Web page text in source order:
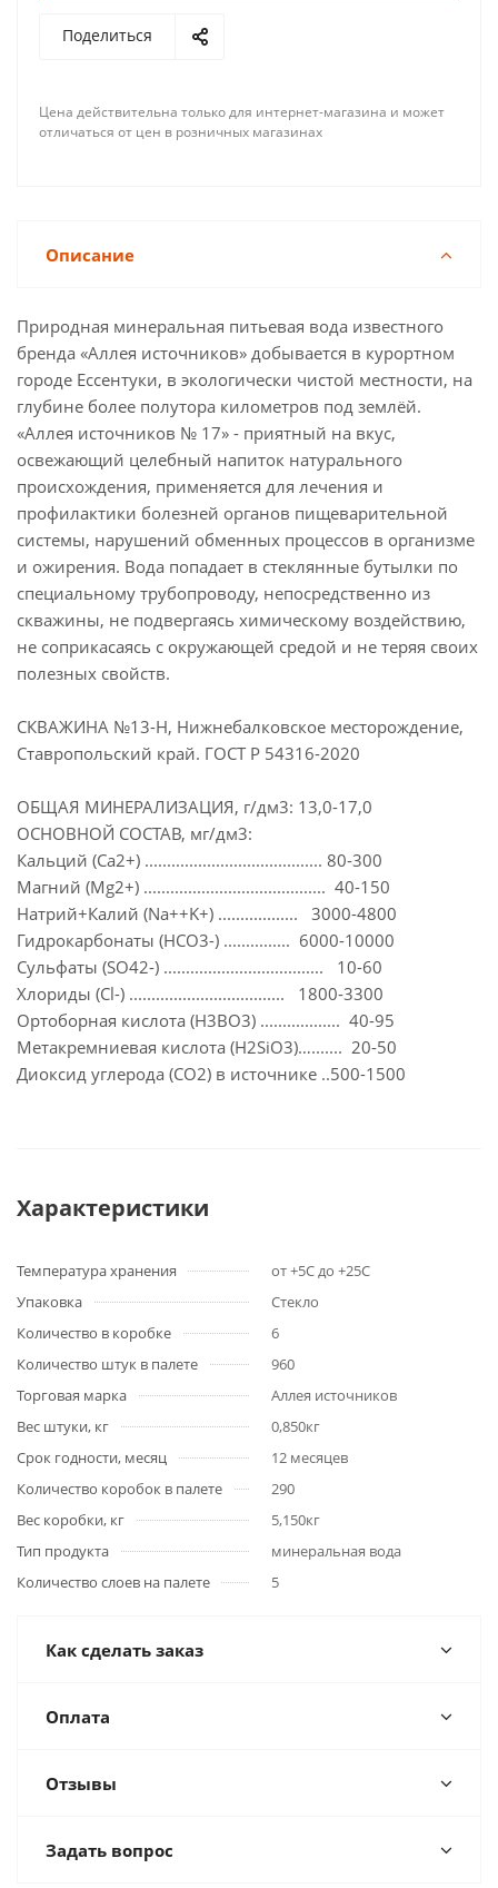
Поделиться
Цена действительна только для интернет-магазина и может
отличаться от цен в розничных магазинах
Описание
Природная минеральная питьевая вода известного
бренда «Аллея источников» добывается в курортном
городе Ессентуки, в экологически чистой местности, на
глубине более полутора километров под землёй.
«Аллея источников № 17» - приятный на вкус,
освежающий целебный напиток натурального
происхождения, применяется для лечения и
профилактики болезней органов пищеварительной
системы, нарушений обменных процессов в организме
и ожирения. Вода попадает в стеклянные бутылки по
специальному трубопроводу, непосредственно из
скважины, не подвергаясь химическому воздействию,
не соприкасаясь с окружающей средой и не теряя своих
полезных свойств.
СКВАЖИНА №13-Н, Нижнебалковское месторождение,
Ставропольский край. ГОСТ Р 54316-2020
ОБЩАЯ МИНЕРАЛИЗАЦИЯ, г/дм3: 13,0-17,0
ОСНОВНОЙ СОСТАВ, мг/дм3:
Кальций (Ca2+) ........................................ 80-300
Магний (Mg2+) ......................................... 40-150
Натрий+Калий (Na++K+) .................. 3000-4800
Гидрокарбонаты (HCO3-) ............... 6000-10000
Сульфаты (SO42-) .................................... 10-60
Хлориды (Cl-) ................................... 1800-3300
Ортоборная кислота (H3BO3) .................. 40-95
Метакремниевая кислота (H2SiO3)…....... 20-50
Диоксид углерода (СO2) в источнике ..500-1500
Характеристики
Температура хранения
от +5С до +25С
Упаковка
Стекло
Количество в коробке
6
Количество штук в палете
960
Торговая марка
Аллея источников
Вес штуки, кг
0,850кг
Срок годности, месяц
12 месяцев
Количество коробок в палете
290
Вес коробки, кг
5,150кг
Тип продукта
минеральная вода
Количество слоев на палете
5
Как сделать заказ
Оплата
Отзывы
Задать вопрос